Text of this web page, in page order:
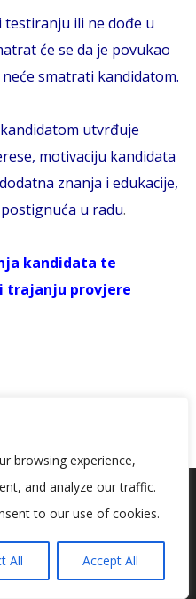
browsing experience,
and analyze our traffic.
to our use of cookies.
All Accept All
ili ne dođe u
će se da je povukao
smatrati kandidatom.
utvrđuje
motivaciju kandidata
znanja i edukacije,
u radu.
kandidata te
trajanju provjere
u postupku natječaja za
– SOCIJALNOG
pružili najbolje iskustvo na
ili opcije za